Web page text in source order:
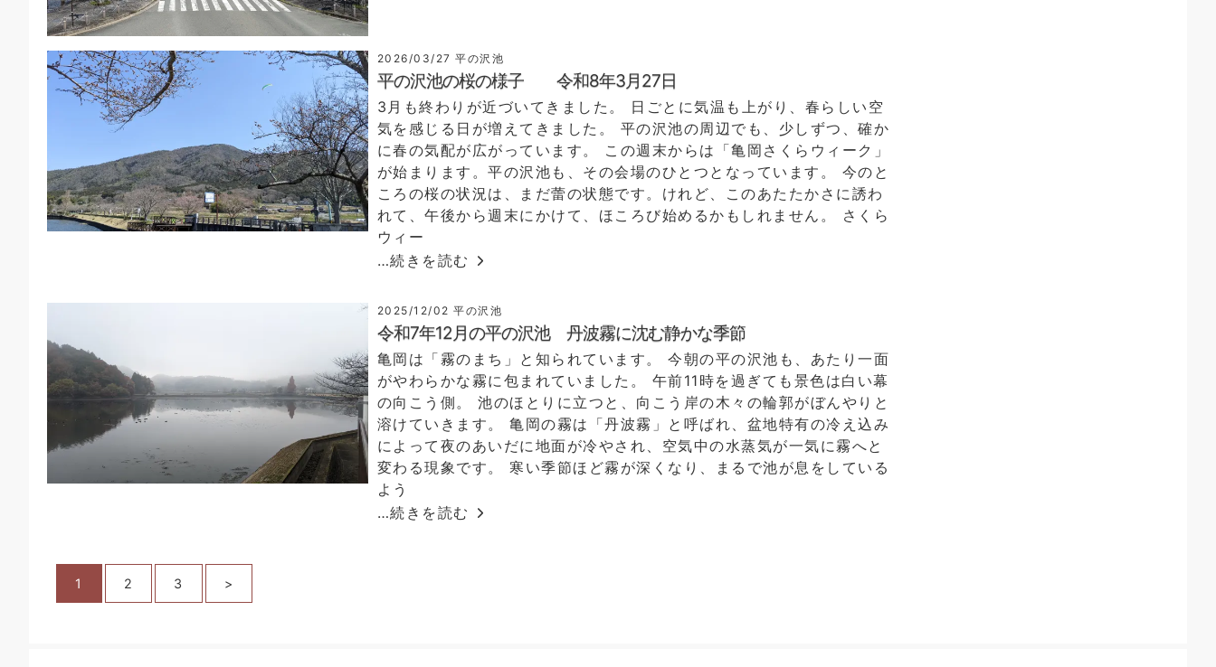
2026/03/27 平の沢池
平の沢池の桜の様子 令和8年3月27日
3月も終わりが近づいてきました。 日ごとに気温も上がり、春らしい空
気を感じる日が増えてきました。 平の沢池の周辺でも、少しずつ、確か
に春の気配が広がっています。 この週末からは「亀岡さくらウィーク」
が始まります。平の沢池も、その会場のひとつとなっています。 今のと
ころの桜の状況は、まだ蕾の状態です。けれど、このあたたかさに誘わ
れて、午後から週末にかけて、ほころび始めるかもしれません。 さくら
ウィー
…続きを読む
2025/12/02 平の沢池
令和7年12月の平の沢池 丹波霧に沈む静かな季節
亀岡は「霧のまち」と知られています。 今朝の平の沢池も、あたり一面
がやわらかな霧に包まれていました。 午前11時を過ぎても景色は白い幕
の向こう側。 池のほとりに立つと、向こう岸の木々の輪郭がぼんやりと
溶けていきます。 亀岡の霧は「丹波霧」と呼ばれ、盆地特有の冷え込み
によって夜のあいだに地面が冷やされ、空気中の水蒸気が一気に霧へと
変わる現象です。 寒い季節ほど霧が深くなり、まるで池が息をしている
よう
…続きを読む
1 2 3 >